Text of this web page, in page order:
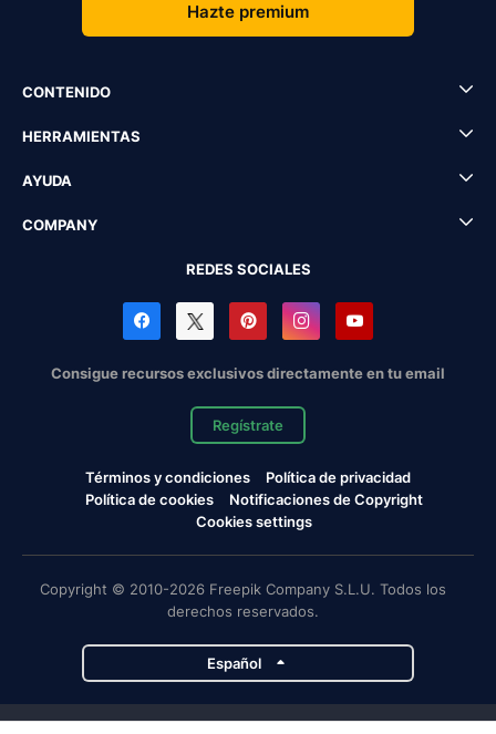
Hazte premium
CONTENIDO
HERRAMIENTAS
AYUDA
COMPANY
REDES SOCIALES
Consigue recursos exclusivos directamente en tu email
Regístrate
Términos y condiciones
Política de privacidad
Política de cookies
Notificaciones de Copyright
Cookies settings
Copyright © 2010-2026 Freepik Company S.L.U. Todos los
derechos reservados.
Español